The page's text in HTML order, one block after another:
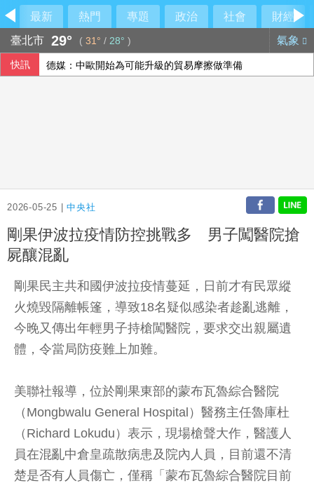
最新 熱門 專題 政治 社會
財經
臺北市 29° ( 31° / 28° ) 氣象
快訊 德媒：中歐開始為可能升級的貿易摩擦做準備
2026-05-25 |中央社
剛果伊波拉疫情防控挑戰多 男子闖醫院搶
屍釀混亂
剛果民主共和國伊波拉疫情蔓延，日前才有民眾縱
火燒毀隔離帳篷，導致18名疑似感染者趁亂逃離，
今晚又傳出年輕男子持槍闖醫院，要求交出親屬遺
體，令當局防疫難上加難。
美聯社報導，位於剛果東部的蒙布瓦魯綜合醫院
（Mongbwalu General Hospital）醫務主任魯庫杜
（Richard Lokudu）表示，現場槍聲大作，醫護人
員在混亂中倉皇疏散病患及院內人員，目前還不清
楚是否有人員傷亡，僅稱「蒙布瓦魯綜合醫院目前